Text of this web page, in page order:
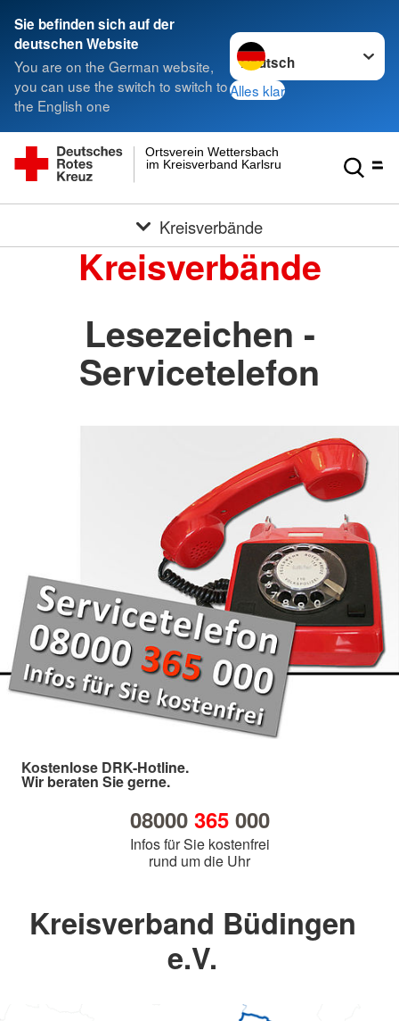
Sie befinden sich auf der
deutschen Website
You are on the German website,
you can use the switch to switch to
the English one
Sprache wechseln zu
Alles klar
im Kreisverband Karlsruhe e.V.
Ortsverein Wettersbach
Kreisverbände
Kreisverbände
Lesezeichen -
Servicetelefon
Kostenlose DRK-Hotline.
Wir beraten Sie gerne.
08000 365000
Infos für Sie kostenfrei
rund um die Uhr
Kreisverband Büdingen
e.V.